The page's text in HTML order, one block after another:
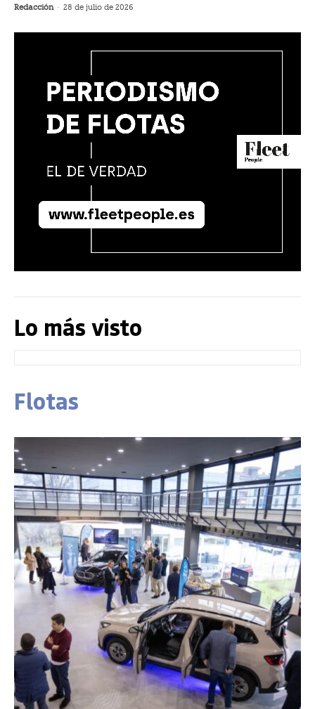
Redacción - 28 de julio de 2026
Lo más visto
Flotas